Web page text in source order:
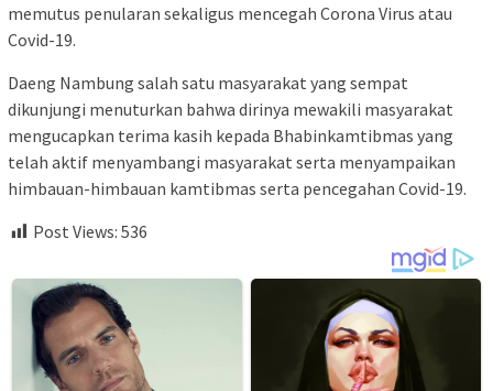
memutus penularan sekaligus mencegah Corona Virus atau
Covid-19.
Daeng Nambung salah satu masyarakat yang sempat
dikunjungi menuturkan bahwa dirinya mewakili masyarakat
mengucapkan terima kasih kepada Bhabinkamtibmas yang
telah aktif menyambangi masyarakat serta menyampaikan
himbauan-himbauan kamtibmas serta pencegahan Covid-19.
Post Views: 536